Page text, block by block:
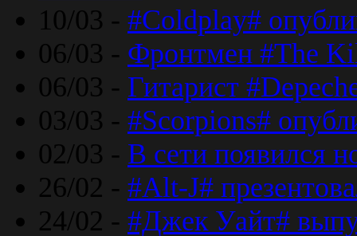
10/03 - #Coldplay#
06/03 - Фронтмен #The
06/03 - Гитарист
03/03 - #Scorpions#
02/03 - В сети появился
26/02 - #Alt-J#
24/02 - #Джек Уайт#